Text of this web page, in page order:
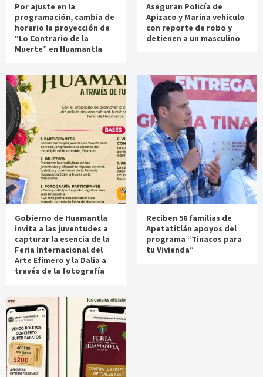
Por ajuste en la
programación, cambia de
horario la proyección de
“Lo Contrario de la
Muerte” en Huamantla
Aseguran Policía de
Apizaco y Marina vehículo
con reporte de robo y
detienen a un masculino
Gobierno de Huamantla
invita a las juventudes a
capturar la esencia de la
Feria Internacional del
Arte Efímero y la Dalia a
través de la fotografía
Reciben 56 familias de
Apetatitlán apoyos del
programa “Tinacos para
tu Vivienda”